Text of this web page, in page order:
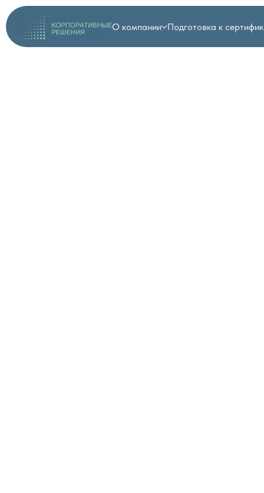
О компании Подготовка к